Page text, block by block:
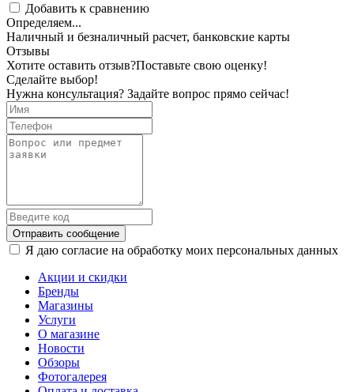
Добавить к сравнению
Определяем...
Наличный и безналичный расчет, банковские карты
Отзывы
Хотите оставить отзыв?Поставьте свою оценку!
Сделайте выбор!
Нужна консультация? Задайте вопрос прямо сейчас!
Отправить сообщение
Я даю согласие на обработку моих персональных данных
Акции и скидки
Бренды
Магазины
Услуги
О магазине
Новости
Обзоры
Фотогалерея